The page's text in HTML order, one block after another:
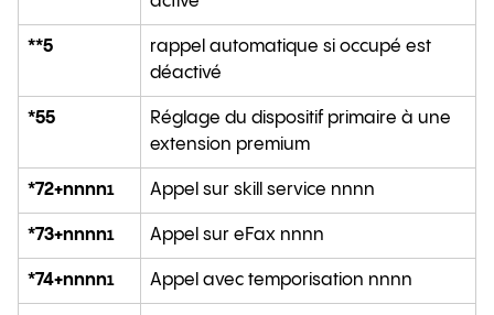
**5
rappel automatique si occupé est
déactivé
*55
Réglage du dispositif primaire à une
extension premium
*72+nnnn1 Appel sur skill service nnnn
*73+nnnn1 Appel sur eFax nnnn
*74+nnnn1 Appel avec temporisation nnnn